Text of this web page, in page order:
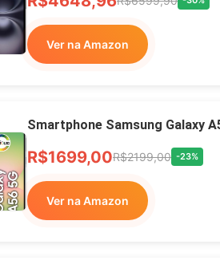
Ver na Amazon
Smartphone Samsung Galaxy
R$1699,00R$2199,00 -23%
Ver na Amazon